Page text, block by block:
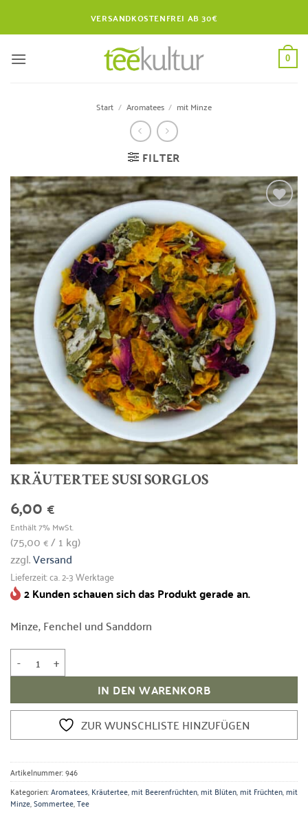
VERSANDKOSTENFREI AB 30€
0
Start / Aromatees / mit Minze
FILTER
Zur
Wunschliste
hinzufügen
KRÄUTERTEE SUSI SORGLOS
6,00 €
Enthält 7% MwSt.
(75,00 €/ 1 kg)
zzgl.Versand
Lieferzeit: ca. 2-3 Werktage
2 Kunden schauen sich das Produkt gerade an.
Minze, Fenchel und Sanddorn
Kräutertee Susi Sorglos Menge
IN DEN WARENKORB
ZUR WUNSCHLISTE HINZUFÜGEN
Artikelnummer:946
Kategorien:Aromatees,Kräutertee,mit Beerenfrüchten,mit Blüten,mit Früchten,mit
Minze,Sommertee,Tee